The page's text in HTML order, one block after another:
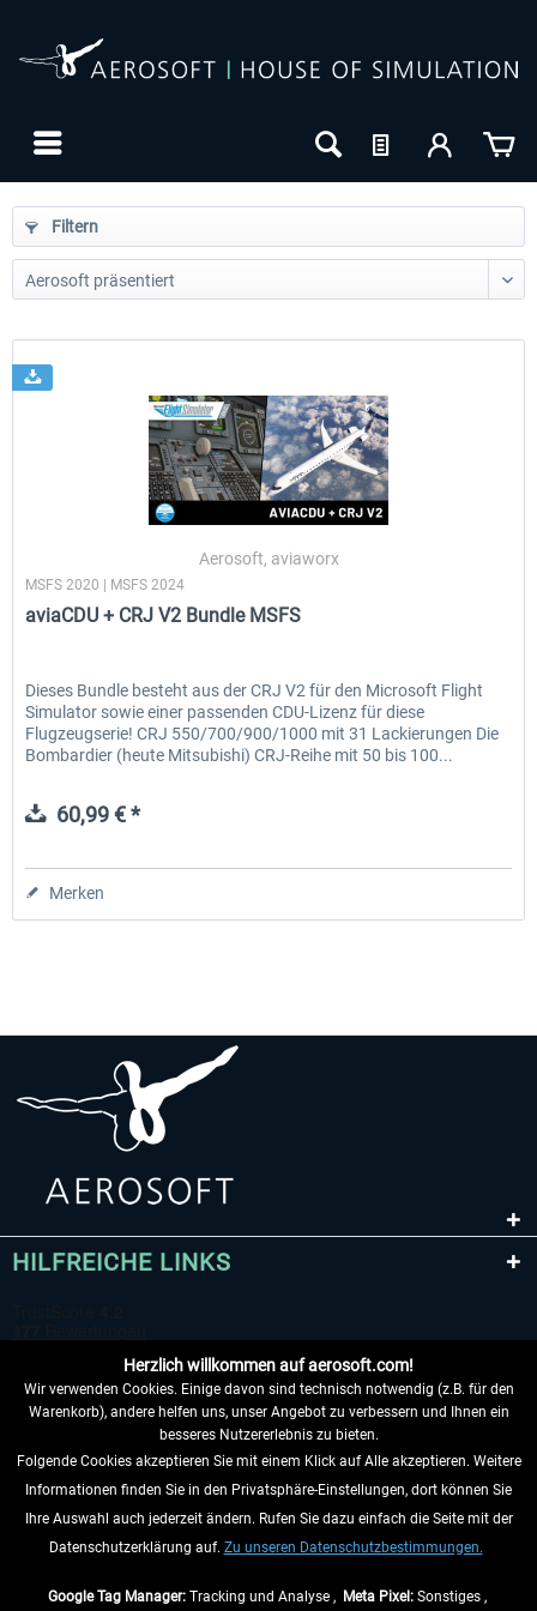
0,00 € * 35,69 € *
Filtern
Aerosoft, aviaworx
MSFS 2020 | MSFS 2024
aviaCDU + CRJ V2 Bundle MSFS
Dieses Bundle besteht aus der CRJ V2 für den Microsoft Flight
Simulator sowie einer passenden CDU-Lizenz für diese
Flugzeugserie! CRJ 550/700/900/1000 mit 31 Lackierungen Die
Bombardier (heute Mitsubishi) CRJ-Reihe mit 50 bis 100...
60,99 € *
Merken
HILFREICHE LINKS
VERTRAG WIDERRUFEN
INFORMATIONEN
Herzlich willkommen auf aerosoft.com!
Wir verwenden Cookies. Einige davon sind technisch notwendig (z.B. für den
Warenkorb), andere helfen uns, unser Angebot zu verbessern und Ihnen ein
besseres Nutzererlebnis zu bieten.
Folgende Cookies akzeptieren Sie mit einem Klick auf Alle akzeptieren. Weitere
Informationen finden Sie in den Privatsphäre-Einstellungen, dort können Sie
Ihre Auswahl auch jederzeit ändern. Rufen Sie dazu einfach die Seite mit der
Datenschutzerklärung auf. Zu unseren Datenschutzbestimmungen.
Google Tag Manager:Tracking und Analyse , Meta Pixel:Sonstiges ,